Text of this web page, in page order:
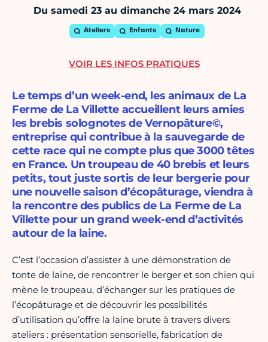
Du samedi 23 au dimanche 24 mars 2024
Ateliers Enfants Nature
Le temps d’un week-end, les animaux de La
Ferme de La Villette accueillent leurs amies
les brebis solognotes de Vernopâture©,
entreprise qui contribue à la sauvegarde de
cette race qui ne compte plus que 3000 têtes
en France. Un troupeau de 40 brebis et leurs
petits, tout juste sortis de leur bergerie pour
une nouvelle saison d’écopâturage, viendra à
la rencontre des publics de La Ferme de La
Villette pour un grand week-end d’activités
autour de la laine.
C’est l’occasion d’assister à une démonstration de
tonte de laine, de rencontrer le berger et son chien qui
mène le troupeau, d’échanger sur les pratiques de
l’écopâturage et de découvrir les possibilités
d’utilisation qu’offre la laine brute à travers divers
ateliers : présentation sensorielle, fabrication de
VOIR LES INFOS PRATIQUES